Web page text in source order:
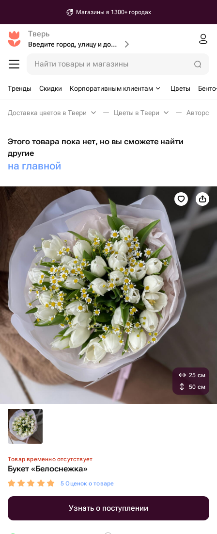
Магазины в 1300+ городах
Тверь
Введите город, улицу и дом доставки
Найти товары и магазины
Тренды Скидки Корпоративным клиентам Цветы
Доставка цветов в Твери Цветы в Твери
Этого товара пока нет, но вы сможете найти
другие
на главной
Товар временно отсутствует
Букет «Белоснежка»
5 Оценок о товаре
Узнать о поступлении
25 см
50 см